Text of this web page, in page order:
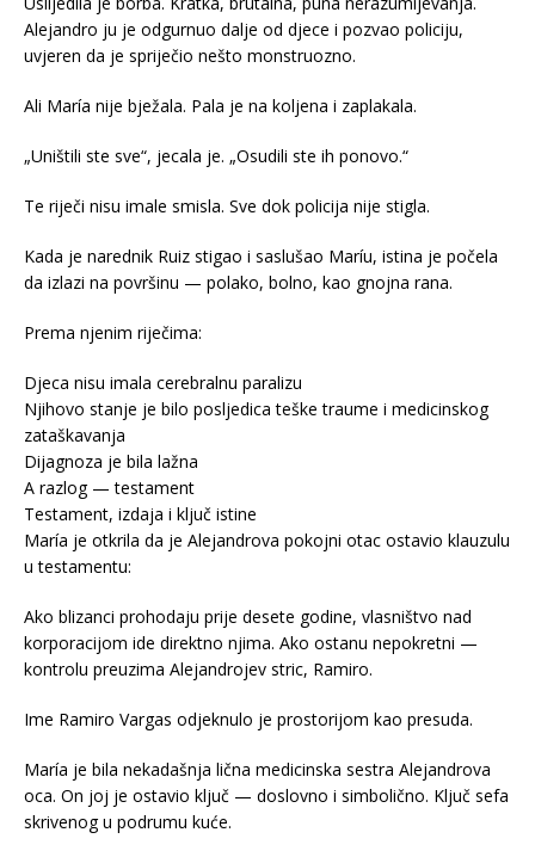
Alejandro ju je odgurnuo dalje od djece i pozvao policiju,
uvjeren da je spriječio nešto monstruozno.
Ali María nije bježala. Pala je na koljena i zaplakala.
„Uništili ste sve“, jecala je. „Osudili ste ih ponovo.“
Te riječi nisu imale smisla. Sve dok policija nije stigla.
Kada je narednik Ruiz stigao i saslušao Maríu, istina je počela
da izlazi na površinu — polako, bolno, kao gnojna rana.
Prema njenim riječima:
Djeca nisu imala cerebralnu paralizu
Njihovo stanje je bilo posljedica teške traume i medicinskog
zataškavanja
Dijagnoza je bila lažna
A razlog — testament
Testament, izdaja i ključ istine
María je otkrila da je Alejandrova pokojni otac ostavio klauzulu
u testamentu:
Ako blizanci prohodaju prije desete godine, vlasništvo nad
korporacijom ide direktno njima. Ako ostanu nepokretni —
kontrolu preuzima Alejandrojev stric, Ramiro.
Ime Ramiro Vargas odjeknulo je prostorijom kao presuda.
María je bila nekadašnja lična medicinska sestra Alejandrova
oca. On joj je ostavio ključ — doslovno i simbolično. Ključ sefa
skrivenog u podrumu kuće.